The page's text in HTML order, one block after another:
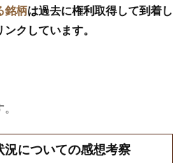
銘柄は過去に権利取得して到着し
クしています。
についての感想考察